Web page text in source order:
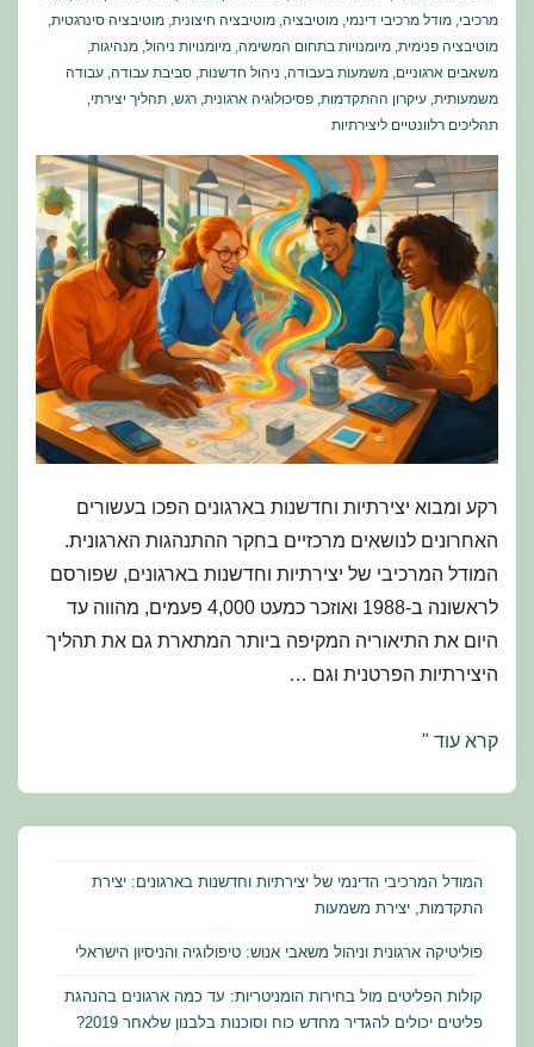
מרכיבי, מודל מרכיבי דינמי, מוטיבציה, מוטיבציה חיצונית, מוטיבציה סינרגטית,
מוטיבציה פנימית, מיומנויות בתחום המשימה, מיומנויות ניהול, מנהיגות,
משאבים ארגוניים, משמעות בעבודה, ניהול חדשנות, סביבת עבודה, עבודה
משמעותית, עיקרון ההתקדמות, פסיכולוגיה ארגונית, רגש, תהליך יצירתי,
תהליכים רלוונטיים ליצירתיות
רקע ומבוא יצירתיות וחדשנות בארגונים הפכו בעשורים
האחרונים לנושאים מרכזיים בחקר ההתנהגות הארגונית.
המודל המרכיבי של יצירתיות וחדשנות בארגונים, שפורסם
לראשונה ב-1988 ואוזכר כמעט 4,000 פעמים, מהווה עד
היום את התיאוריה המקיפה ביותר המתארת גם את תהליך
היצירתיות הפרטנית וגם …
המודל
יצירתיות
וחדשנות
בארגונים:
התקדמות,
קרא עוד "
המודל המרכיבי הדינמי של יצירתיות וחדשנות בארגונים: יצירת
התקדמות, יצירת משמעות
פוליטיקה ארגונית וניהול משאבי אנוש: טיפולוגיה והניסיון הישראלי
קולות הפליטים מול בחירות הומניטריות: עד כמה ארגונים בהנהגת
פליטים יכולים להגדיר מחדש כוח וסוכנות בלבנון שלאחר 2019?